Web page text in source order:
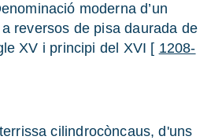
moderna d’un
reversos de pisa daurada de
XV i principi del XVI [ 1208-
cilindrocòncaus, d'uns